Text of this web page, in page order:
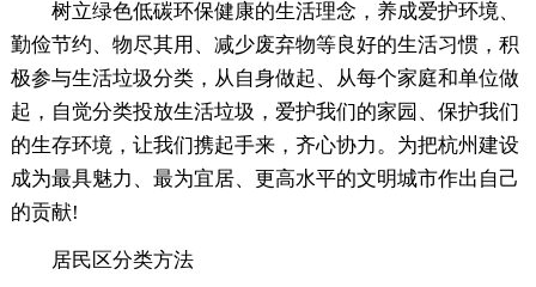
树立绿色低碳环保健康的生活理念，养成爱护环境、
勤俭节约、物尽其用、减少废弃物等良好的生活习惯，积
极参与生活垃圾分类，从自身做起、从每个家庭和单位做
起，自觉分类投放生活垃圾，爱护我们的家园、保护我们
的生存环境，让我们携起手来，齐心协力。为把杭州建设
成为最具魅力、最为宜居、更高水平的文明城市作出自己
的贡献!
居民区分类方法